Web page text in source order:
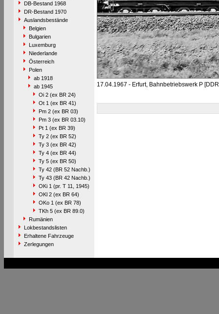
DB-Bestand 1968
DR-Bestand 1970
Auslandsbestände
Belgien
Bulgarien
Luxemburg
Niederlande
Österreich
Polen
ab 1918
ab 1945
Oi 2 (ex BR 24)
Ot 1 (ex BR 41)
Pm 2 (ex BR 03)
Pm 3 (ex BR 03.10)
Pt 1 (ex BR 39)
Ty 2 (ex BR 52)
Ty 3 (ex BR 42)
Ty 4 (ex BR 44)
Ty 5 (ex BR 50)
Ty 42 (BR 52 Nachb.)
Ty 43 (BR 42 Nachb.)
OKi 1 (pr. T 11, 1945)
OKl 2 (ex BR 64)
OKo 1 (ex BR 78)
TKh 5 (ex BR 89.0)
Rumänien
Lokbestandslisten
Erhaltene Fahrzeuge
Zerlegungen
17.04.1967 - Erfurt, Bahnbetriebswerk P